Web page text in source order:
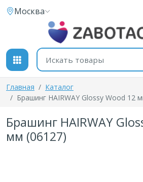
К содержимому
Москва
Поиск товаров
Главная
Каталог
Брашинг HAIRWAY Glossy Wood 12
Брашинг HAIRWAY
мм (06127)